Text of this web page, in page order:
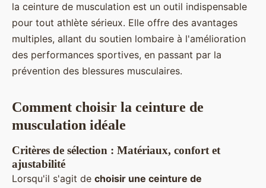
la ceinture de musculation est un outil indispensable
pour tout athlète sérieux. Elle offre des avantages
multiples, allant du soutien lombaire à l'amélioration
des performances sportives, en passant par la
prévention des blessures musculaires.
Comment choisir la ceinture de
musculation idéale
Critères de sélection : Matériaux, confort et
ajustabilité
Lorsqu'il s'agit de choisir une ceinture de